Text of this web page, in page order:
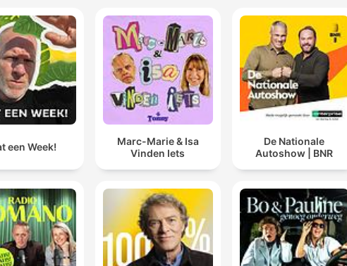
een Week!
Marc-Marie & Isa
Vinden Iets
De Nationale
Autoshow | BNR